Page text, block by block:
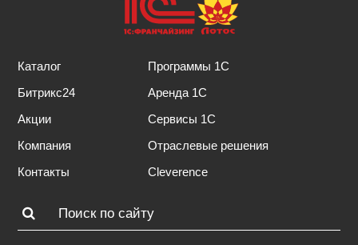
Каталог
Битрикс24
Акции
Компания
Контакты
Программы 1С
Аренда 1С
Сервисы 1С
Отраслевые решения
Cleverence